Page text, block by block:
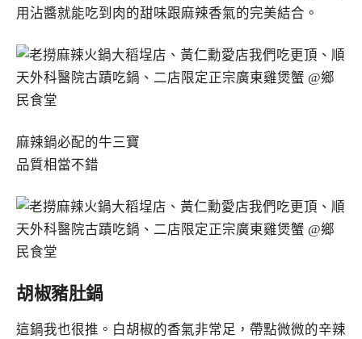
用沾醬就能吃到肉的甜味跟麻辣香氣的完美結合。
麻辣鍋必配的牛三寶
品質相當不錯
胡椒豬肚鍋
這鍋我也很推。白胡椒的香氣非常足，帶點微微的辛辣